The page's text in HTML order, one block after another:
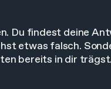
Du findest deine
etwas falsch.
bereits in dir